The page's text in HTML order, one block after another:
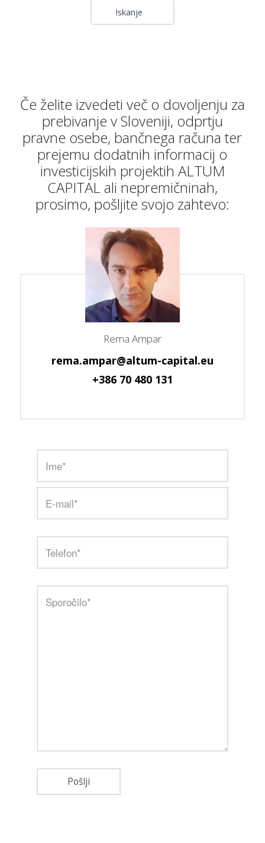
Če želite izvedeti več o dovoljenju za
prebivanje v Sloveniji, odprtju
pravne osebe, bančnega računa ter
prejemu dodatnih informacij o
investicijskih projektih ALTUM
CAPITAL ali nepremičninah,
prosimo, pošljite svojo zahtevo:
Rema Ampar
rema.ampar@altum-capital.eu
+386 70 480 131